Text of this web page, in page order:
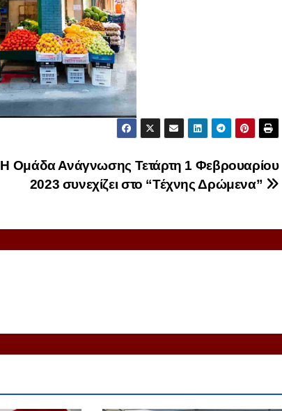
Η Ομάδα Ανάγνωσης Τετάρτη 1 Φεβρουαρίου
2023 συνεχίζει στο “Τέχνης Δρώμενα”